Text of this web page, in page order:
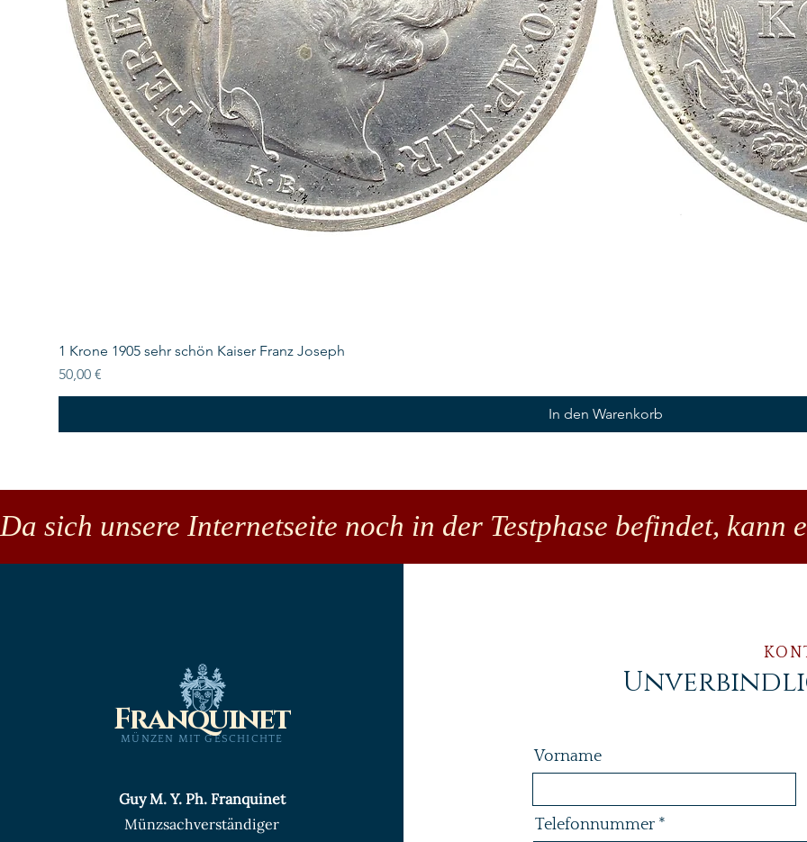
1 Krone 1905 sehr schön Kaiser Franz Joseph
Preis
50,00 €
In den Warenkorb
Da sich unsere Internetseite noch in der Testphase befindet,
MÜNZEN MIT GESCHICHTE
Franquinet
Guy M. Y. Ph. Franquinet
Münzsachverständiger
Vorname
Telefonnummer